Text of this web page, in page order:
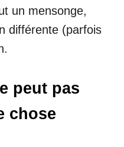
un mensonge,
différente (parfois
peut pas
chose